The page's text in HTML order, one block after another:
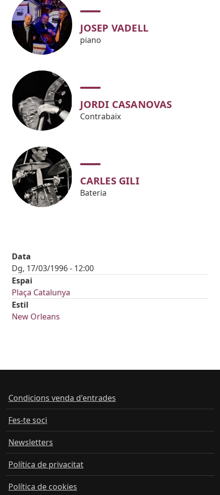
JOSEP VADELL
piano
JORDI CASANOVAS
Contrabaix
CARLES GILI
Bateria
Data
Dg, 17/03/1996 - 12:00
Espai
Plaça Catalunya
Estil
New Orleans
Condicions venda d'entrades
Fes-te soci
Newsletters
Política de privacitat
Política de cookies